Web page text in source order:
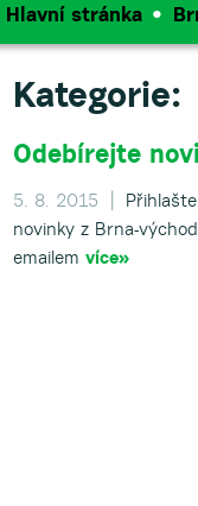
Hlavní stránka
Kategorie:
Odebírejte
5. 8. 2015 |
novinky z Brna-
emailem více»